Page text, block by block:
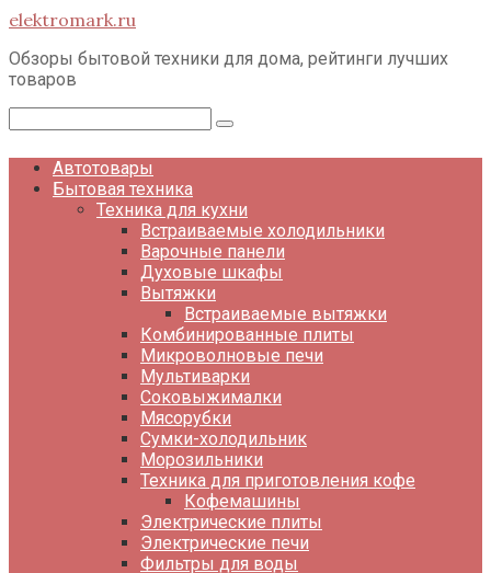
Перейти
контенту
elektromark.ru
Обзоры бытовой техники для дома, рейтинги лучших
товаров
Автотовары
Бытовая техника
Техника для кухни
Встраиваемые холодильники
Варочные панели
Духовые шкафы
Вытяжки
Встраиваемые вытяжки
Комбинированные плиты
Микроволновые печи
Мультиварки
Соковыжималки
Мясорубки
Сумки-холодильник
Морозильники
Техника для приготовления кофе
Кофемашины
Электрические плиты
Электрические печи
Фильтры для воды